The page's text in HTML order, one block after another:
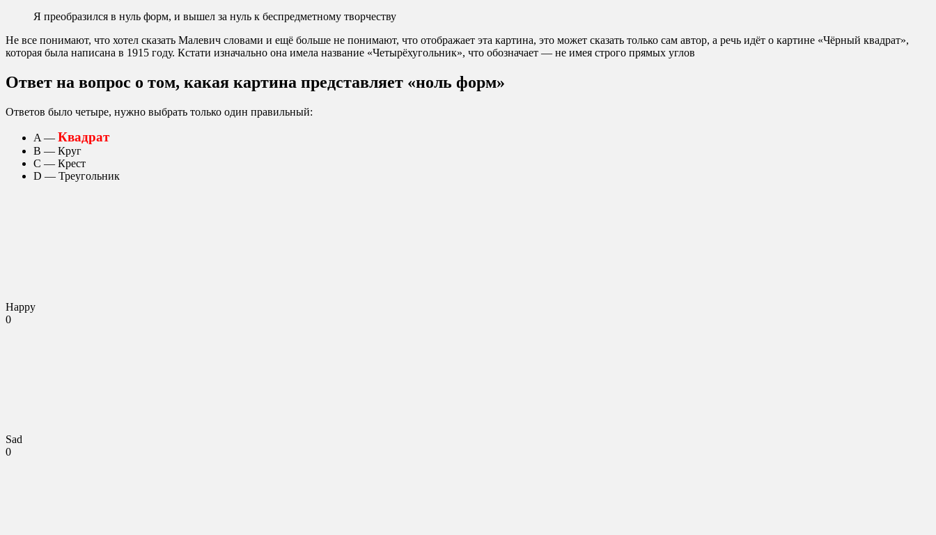
Я преобразился в нуль форм, и вышел за нуль к беспредметному творчеству
Не все понимают, что хотел сказать Малевич словами и ещё больше не понимают, что отображает эта картина, это может сказать только сам автор, а речь идёт о картине «Чёрный квадрат»,
которая была написана в 1915 году. Кстати изначально она имела название «Четырёхугольник», что обозначает — не имея строго прямых углов
Ответ на вопрос о том, какая картина представляет «ноль форм»
Ответов было четыре, нужно выбрать только один правильный:
A — Квадрат
В — Круг
С — Крест
D — Треугольник
Happy
0
Sad
0